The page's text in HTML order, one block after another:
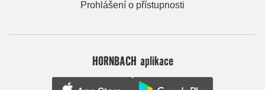
Prohlášení o přístupnosti
HORNBACH aplikace